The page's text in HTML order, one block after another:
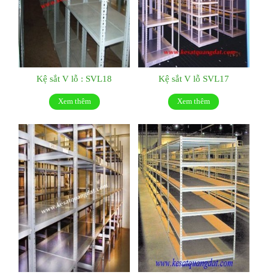
Kệ sắt V lỗ : SVL18
Xem thêm
Kệ sắt V lỗ SVL17
Xem thêm